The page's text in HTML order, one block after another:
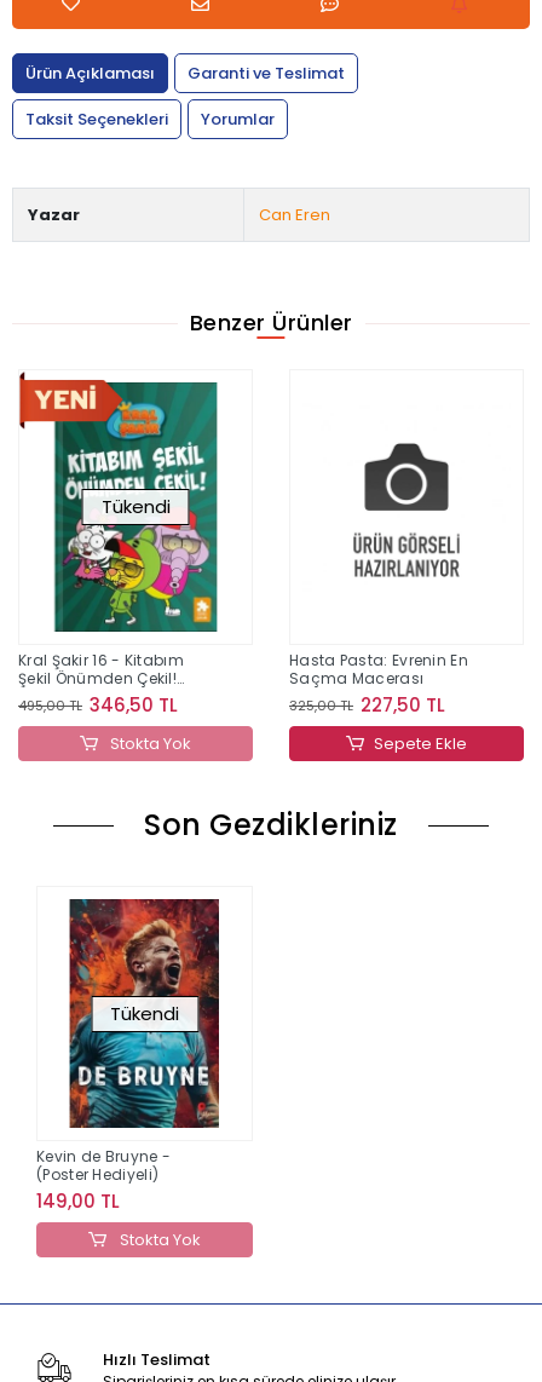
Ürün Açıklaması
Garanti ve Teslimat
Taksit Seçenekleri
Yorumlar
Yazar Can Eren
Benzer Ürünler
Tükendi
Kral Şakir 16 - Kitabım
Şekil Önümden Çekil!
(Ciltli)
495,00 TL 346,50 TL
Stokta Yok
Hasta Pasta: Evrenin En
Saçma Macerası
325,00 TL 227,50 TL
Sepete Ekle
Son Gezdikleriniz
Tükendi
Kevin de Bruyne -
(Poster Hediyeli)
149,00 TL
Stokta Yok
Hızlı Teslimat